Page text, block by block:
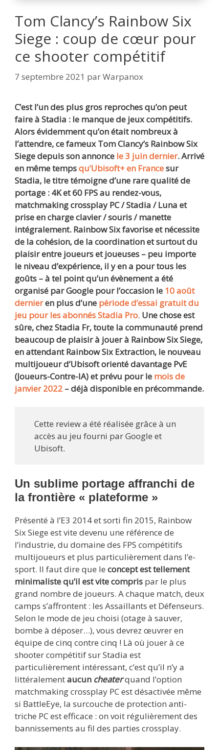
Tom Clancy’s Rainbow Six
Siege : coup de cœur pour
ce shooter compétitif
7 septembre 2021 parWarpanox
C’est l’un des plus gros reproches qu’on peut
faire à Stadia : le manque de jeux compétitifs.
Alors évidemment qu’on était nombreux à
l’attendre, ce fameux Tom Clancy’s Rainbow Six
Siege depuis son annonce le 3 juin dernier. Arrivé
en même tempsqu’Ubisoft+ en Francesur
Stadia, le titre témoigne d’une rare qualité de
portage : 4K et 60 FPS au rendez-vous,
matchmaking crossplay PC / Stadia / Luna et
prise en charge clavier / souris / manette
intégralement. Rainbow Six favorise et nécessite
de la cohésion, de la coordination et surtout du
plaisir entre joueurs et joueuses – peu importe
le niveau d’expérience, il y en a pour tous les
goûts – à tel point qu’un évènement a été
organisé par Google pour l’occasion le 10 août
dernieren plus d’une période d’essai gratuit du
jeu pour les abonnés Stadia Pro. Une chose est
sûre, chez Stadia Fr, toute la communauté prend
beaucoup de plaisir à jouer à Rainbow Six Siege,
en attendant Rainbow Six Extraction, le nouveau
multijoueur d’Ubisoft orienté davantage PvE
(Joueurs-Contre-IA) et prévu pour le mois de
janvier 2022 – déjà disponible en précommande.
Cette review a été réalisée grâce à un
accès au jeu fourni par Google et
Ubisoft.
Un sublime portage affranchi de
la frontière « plateforme »
Présenté à l’E3 2014 et sorti fin 2015, Rainbow
Six Siege est vite devenu une référence de
l’industrie, du domaine des FPS compétitifs
multijoueurs et plus particulièrement dans l’e-
sport. Il faut dire que le concept est tellement
minimaliste qu’il est vite compris par le plus
grand nombre de joueurs. A chaque match, deux
camps s’affrontent : les Assaillants et Défenseurs.
Selon le mode de jeu choisi (otage à sauver,
bombe à déposer…), vous devrez œuvrer en
équipe de cinq contre cinq ! Là où jouer à ce
shooter compétitif sur Stadia est
particulièrement intéressant, c’est qu’il n’y a
littéralementaucun cheaterquand l’option
matchmaking crossplay PC est désactivée même
si BattleEye, la surcouche de protection anti-
triche PC est efficace : on voit régulièrement des
bannissements au fil des parties crossplay.